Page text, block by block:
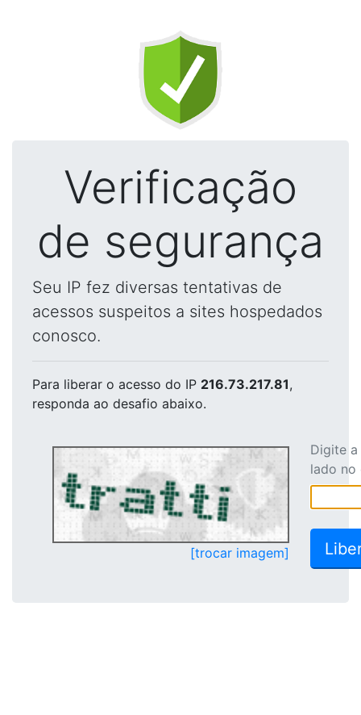
Verificação
de segurança
Seu IP fez diversas tentativas de
acessos suspeitos a sites hospedados
conosco.
Para liberar o acesso do IP 216.73.217.81,
responda ao desafio abaixo.
[trocar imagem]
Digite
lado no